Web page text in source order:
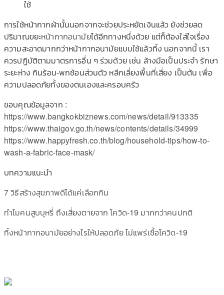
ใช้
การใช้หน้ากากผ้านั้นนอกจากจะช่วยประหยัดเงินแล้ว ยังช่วยลด
ปริมาณขยะหน้ากากอนามัยได้อีกทางหนึ่งด้วย แต่ก็ต้องใส่ใจเรื่อง
ความสะอาดมากกว่าหน้ากากอนามัยแบบใช้แล้วทิ้ง นอกจากนี้ เรา
ควรปฏิบัติตามมาตรการอื่น ๆ ร่วมด้วย เช่น ล้างมือเป็นประจำ รักษา
ระยะห่าง กินร้อน-พกช้อนส่วนตัว หลีกเลี่ยงพื้นที่เสี่ยง เป็นต้น เพื่อ
ความปลอดภัยทั้งของตนเองและครอบครัว
ขอบคุณข้อมูลจาก :
https://www.bangkokbiznews.com/news/detail/913335
https://www.thaigov.go.th/news/contents/details/34999
https://www.happyfresh.co.th/blog/household-tips/how-to-
wash-a-fabric-face-mask/
บทความแนะนำ
7 วิธีสร้างสุขภาพดีได้แค่เลือกกิน
ทำไมคนสูบบุหรี่ ถึงเสี่ยงตายจาก โควิด-19 มากกว่าคนปกติ
ทิ้งหน้ากากอนามัยอย่างไรให้ปลอดภัย ไม่แพร่เชื้อโควิด-19